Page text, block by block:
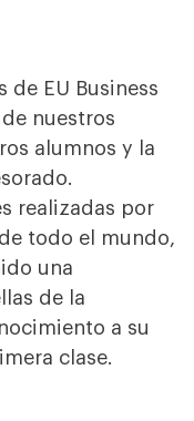
de EU Business
nuestros
alumnos y la
realizadas por
todo el mundo,
una
de la
a su
clase.